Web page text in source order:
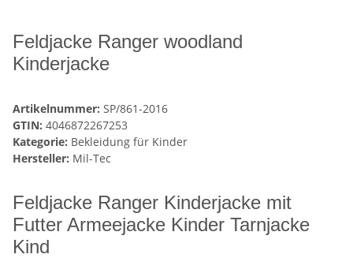
Feldjacke Ranger woodland
Kinderjacke
Artikelnummer: SP/861-2016
GTIN: 4046872267253
Kategorie: Bekleidung für Kinder
Hersteller: Mil-Tec
Feldjacke Ranger Kinderjacke mit
Futter Armeejacke Kinder Tarnjacke
Kind